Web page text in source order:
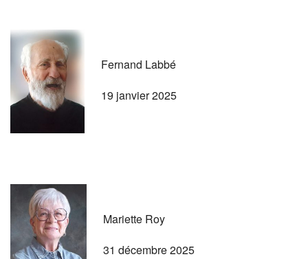
Fernand Labbé
19 janvier 2025
Mariette Roy
31 décembre 2025